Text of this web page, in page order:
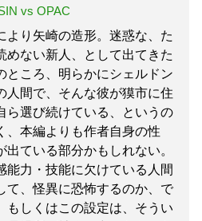
vs OPAC
より矢崎の造形。迷惑な、た
めない新人、として出てきた
ところ、明らかにシェルドン
人間で、そんな彼が獏市に住
ら選び続けている、というの
、本編よりも作者自身の性
出ている部分かもしれない。
能力・技能に欠けている人間
て、怪異に恐怖するのか、で
もしくはこの設定は、そうい